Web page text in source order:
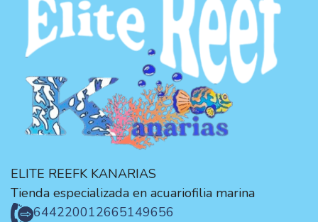
ELITE REEFK KANARIAS
Tienda especializada en acuariofilia marina
644220012665149656